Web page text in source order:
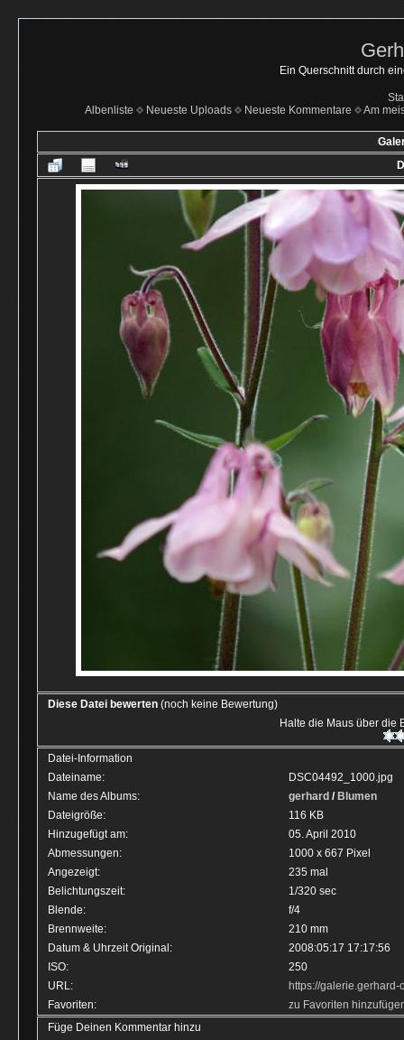
Ein Querschnitt durch
Albenliste
Neueste Uploads Neueste Kommentare Am
Diese Datei bewerten (noch keine Bewertung)
Halte die Maus über die
Datei-Information
Dateiname:
DSC04492_1000.jpg
Name des Albums:
gerhard / Blumen
Dateigröße:
116 KB
Hinzugefügt am:
05. April 2010
Abmessungen:
1000 x 667 Pixel
Angezeigt:
235 mal
Belichtungszeit:
1/320 sec
Blende:
f/4
Brennweite:
210 mm
Datum & Uhrzeit Original:
2008:05:17 17:17:56
ISO:
250
URL:
https://
Favoriten:
zu Favoriten
Füge Deinen Kommentar hinzu